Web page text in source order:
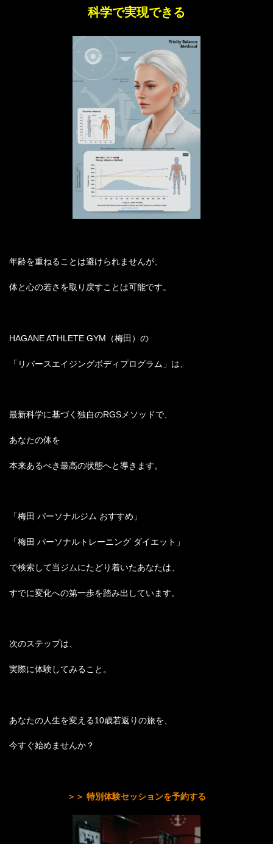
科学で実現できる
年齢を重ねることは避けられませんが、
体と心の若さを取り戻すことは可能です。
HAGANE ATHLETE GYM（梅田）の
「リバースエイジングボディプログラム」は、
最新科学に基づく独自のRGSメソッドで、
あなたの体を
本来あるべき最高の状態へと導きます。
「梅田 パーソナルジム おすすめ」
「梅田 パーソナルトレーニング ダイエット」
で検索して当ジムにたどり着いたあなたは、
すでに変化への第一歩を踏み出しています。
次のステップは、
実際に体験してみること。
あなたの人生を変える10歳若返りの旅を、
今すぐ始めませんか？
＞＞ 特別体験セッションを予約する